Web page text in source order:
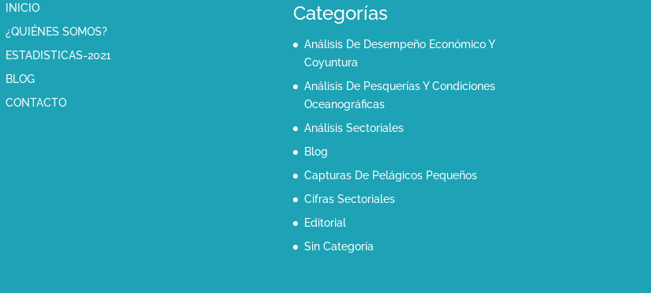
INICIO
¿QUIÉNES SOMOS?
ESTADISTICAS-2021
BLOG
CONTACTO
Categorías
Análisis De Desempeño Económico Y
Coyuntura
Análisis De Pesquerías Y Condiciones
Oceanográficas
Análisis Sectoriales
Blog
Capturas De Pelágicos Pequeños
Cifras Sectoriales
Editorial
Sin Categoría